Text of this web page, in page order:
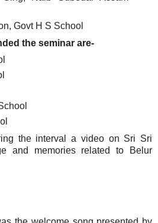
Govt H S School
the seminar are-
the interval a video on Sri Sri
and memories related to Belur